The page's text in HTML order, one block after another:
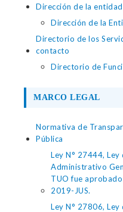
Dirección de la entidad
Dirección de la
Directorio de los
contacto
Directorio de
MARCO LEGAL
Normativa de
Pública
Ley N° 27444,
Administrativo
TUO fue
2019-JUS.
Ley N° 27806, Ley